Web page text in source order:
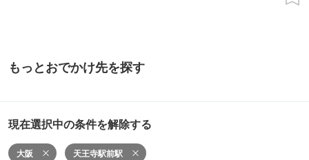
もっとおでかけ先を探す
現在選択中の条件を解除する
大阪 天王寺駅前駅